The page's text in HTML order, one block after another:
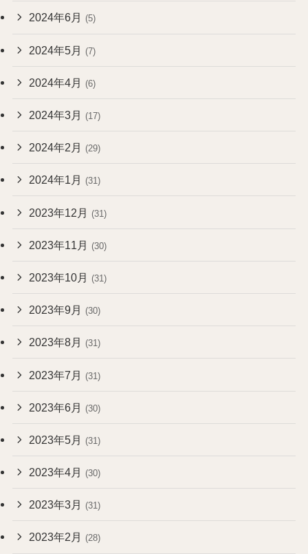
2024年6月 (5)
2024年5月 (7)
2024年4月 (6)
2024年3月 (17)
2024年2月 (29)
2024年1月 (31)
2023年12月 (31)
2023年11月 (30)
2023年10月 (31)
2023年9月 (30)
2023年8月 (31)
2023年7月 (31)
2023年6月 (30)
2023年5月 (31)
2023年4月 (30)
2023年3月 (31)
2023年2月 (28)